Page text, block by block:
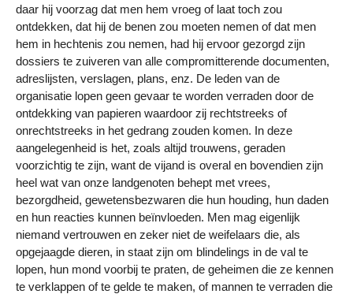
daar hij voorzag dat men hem vroeg of laat toch zou
ontdekken, dat hij de benen zou moeten nemen of dat men
hem in hechtenis zou nemen, had hij ervoor gezorgd zijn
dossiers te zuiveren van alle compromitterende documenten,
adreslijsten, verslagen, plans, enz. De leden van de
organisatie lopen geen gevaar te worden verraden door de
ontdekking van papieren waardoor zij rechtstreeks of
onrechtstreeks in het gedrang zouden komen. In deze
aangelegenheid is het, zoals altijd trouwens, geraden
voorzichtig te zijn, want de vijand is overal en bovendien zijn
heel wat van onze landgenoten behept met vrees,
bezorgdheid, gewetensbezwaren die hun houding, hun daden
en hun reacties kunnen beïnvloeden. Men mag eigenlijk
niemand vertrouwen en zeker niet de weifelaars die, als
opgejaagde dieren, in staat zijn om blindelings in de val te
lopen, hun mond voorbij te praten, de geheimen die ze kennen
te verklappen of te gelde te maken, of mannen te verraden die